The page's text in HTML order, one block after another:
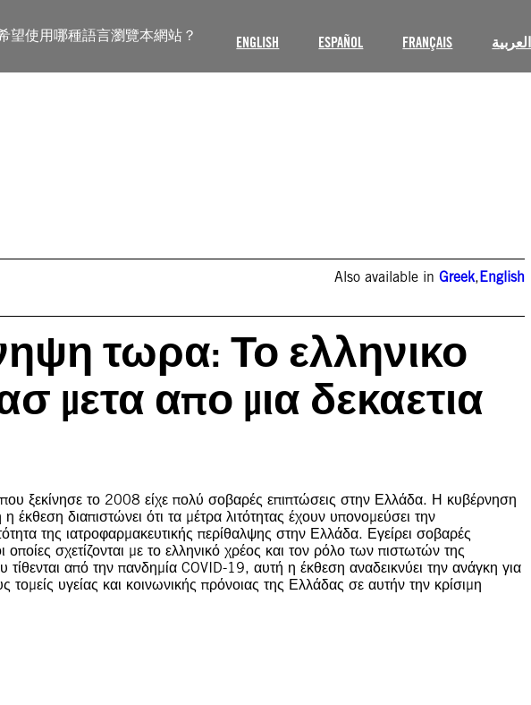
望使用哪種語言瀏覽本網站？ ENGLISH ESPAÑOL FRANÇAIS العربية
Also available inGreek,English
τωρα: Το ελληνικο
μετα απο μια δεκαετια
ξεκίνησε το 2008 είχε πολύ σοβαρές επιπτώσεις στην Ελλάδα. Η κυβέρνηση
έκθεση διαπιστώνει ότι τα μέτρα λιτότητας έχουν υπονομεύσει την
της ιατροφαρμακευτικής περίθαλψης στην Ελλάδα. Εγείρει σοβαρές
σχετίζονται με το ελληνικό χρέος και τον ρόλο των πιστωτών της
από την πανδημία COVID-19, αυτή η έκθεση αναδεικνύει την ανάγκη για
υγείας και κοινωνικής πρόνοιας της Ελλάδας σε αυτήν την κρίσιμη